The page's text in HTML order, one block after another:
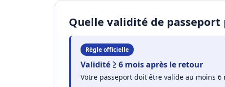
Quelle validité de passeport
Règle officielle
Validité ≥ 6 mois après le retour
Votre passeport doit être valide au moins